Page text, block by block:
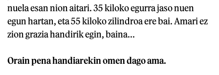
nuela esan nion aitari. 35 kiloko egurra jaso nuen
egun hartan, eta 55 kiloko zilindroa ere bai. Amari ez
zion grazia handirik egin, baina...
Orain pena handiarekin omen dago ama.